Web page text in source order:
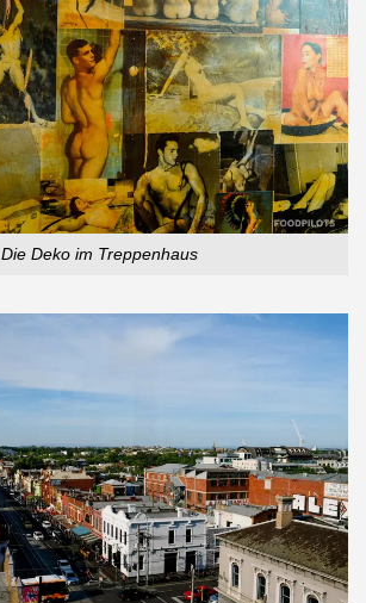
Die Deko im Treppenhaus